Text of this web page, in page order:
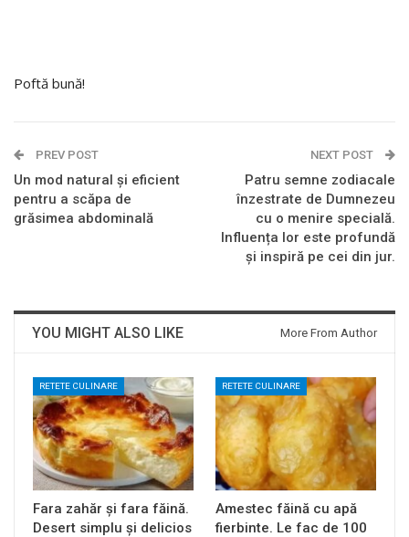
Poftă bună!
PREV POST
Un mod natural și eficient
pentru a scăpa de
grăsimea abdominală
NEXT POST
Patru semne zodiacale
înzestrate de Dumnezeu
cu o menire specială.
Influența lor este profundă
și inspiră pe cei din jur.
YOU MIGHT ALSO LIKE More From Author
RETETE CULINARE
Fara zahăr și fara făină.
Desert simplu și delicios
RETETE CULINARE
Amestec făină cu apă
fierbinte. Le fac de 100